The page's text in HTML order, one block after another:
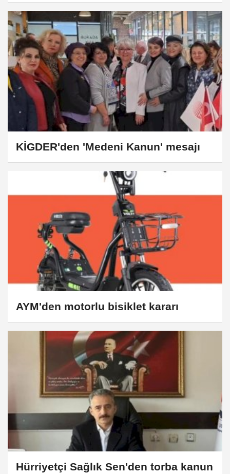
KİGDER'den 'Medeni Kanun' mesajı
AYM'den motorlu bisiklet kararı
Hürriyetçi Sağlık Sen'den torba kanun